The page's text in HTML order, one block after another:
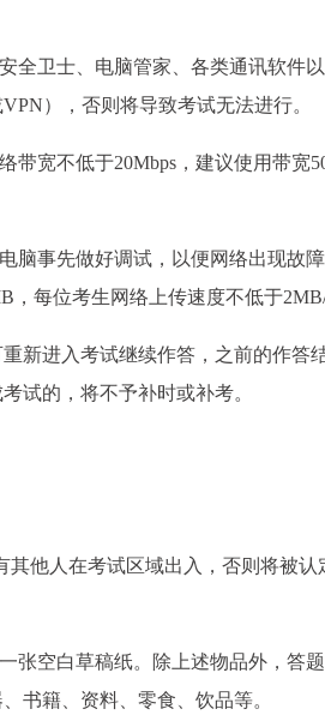
全卫士、电脑管家、各类通讯软件
），否则将导致考试无法进行。
宽不低于20Mbps，建议使用带宽
脑事先做好调试，以便网络出现故
，每位考生网络上传速度不低于
新进入考试继续作答，之前的作答
试的，将不予补时或补考。
其他人在考试区域出入，否则将被认
张空白草稿纸。除上述物品外，答
书籍、资料、零食、饮品等。